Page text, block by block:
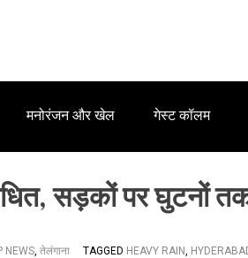
मनोरंजन और खेल गेस्ट कॉलम
सड़कों पर घुटनों
NEWS, तेलंगाना TAGGED HEAVY RAIN,